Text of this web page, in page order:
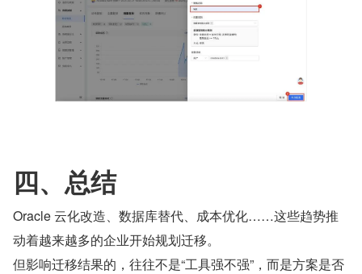
四、总结
Oracle 云化改造、数据库替代、成本优化……这些趋势推
动着越来越多的企业开始规划迁移。
但影响迁移结果的，往往不是“工具强不强”，而是方案是否